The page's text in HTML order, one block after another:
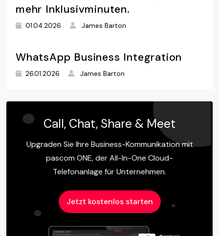
mehr Inklusivminuten.
01.04.2026 James Barton
WhatsApp Business Integration
26.01.2026 James Barton
Call, Chat, Share & Meet
Upgraden Sie Ihre Business-Kommunikation mit
pascom ONE, der All-In-One Cloud-
Telefonanlage für Unternehmen.
Jetzt kostenlos starten